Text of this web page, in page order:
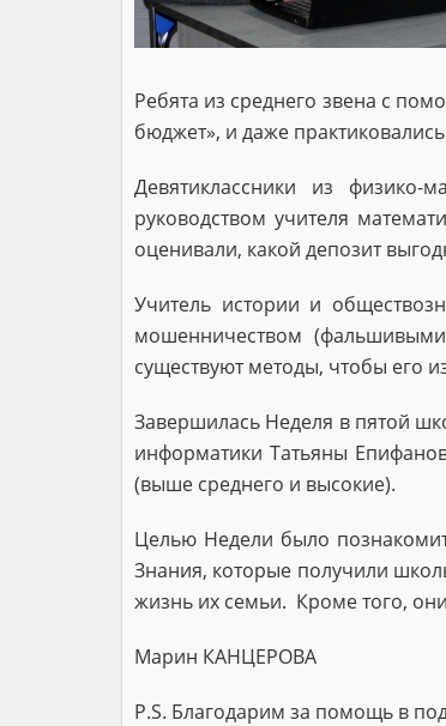
Ребята из среднего звена с
бюджет», и даже
Девятиклассники из физико-
руководством учителя
оценивали, какой депозит
Учитель истории и
мошенничеством
существуют методы, чтобы его
Завершилась Неделя в пятой
информатики Татьяны
(выше среднего и высокие).
Целью Недели было
Знания, которые получили
жизнь их семьи. Кроме того,
Марин КАНЦЕРОВА
P.S. Благодарим за помощь в